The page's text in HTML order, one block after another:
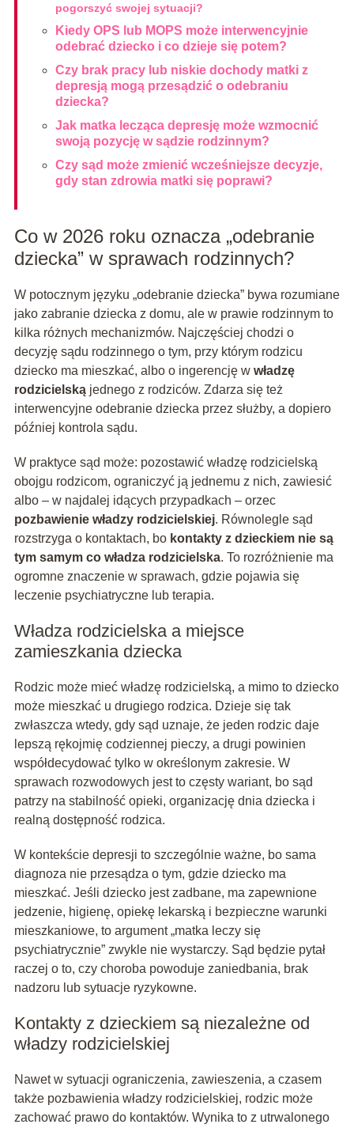
pogorszyć swojej sytuacji?
Kiedy OPS lub MOPS może interwencyjnie
odebrać dziecko i co dzieje się potem?
Czy brak pracy lub niskie dochody matki z
depresją mogą przesądzić o odebraniu
dziecka?
Jak matka lecząca depresję może wzmocnić
swoją pozycję w sądzie rodzinnym?
Czy sąd może zmienić wcześniejsze decyzje,
gdy stan zdrowia matki się poprawi?
Co w 2026 roku oznacza „odebranie
dziecka” w sprawach rodzinnych?
W potocznym języku „odebranie dziecka” bywa rozumiane
jako zabranie dziecka z domu, ale w prawie rodzinnym to
kilka różnych mechanizmów. Najczęściej chodzi o
decyzję sądu rodzinnego o tym, przy którym rodzicu
dziecko ma mieszkać, albo o ingerencję w władzę
rodzicielskąjednego z rodziców. Zdarza się też
interwencyjne odebranie dziecka przez służby, a dopiero
później kontrola sądu.
W praktyce sąd może: pozostawić władzę rodzicielską
obojgu rodzicom, ograniczyć ją jednemu z nich, zawiesić
albo – w najdalej idących przypadkach – orzec
pozbawienie władzy rodzicielskiej. Równolegle sąd
rozstrzyga o kontaktach, bo kontakty z dzieckiem nie są
tym samym co władza rodzicielska. To rozróżnienie ma
ogromne znaczenie w sprawach, gdzie pojawia się
leczenie psychiatryczne lub terapia.
Władza rodzicielska a miejsce
zamieszkania dziecka
Rodzic może mieć władzę rodzicielską, a mimo to dziecko
może mieszkać u drugiego rodzica. Dzieje się tak
zwłaszcza wtedy, gdy sąd uznaje, że jeden rodzic daje
lepszą rękojmię codziennej pieczy, a drugi powinien
współdecydować tylko w określonym zakresie. W
sprawach rozwodowych jest to częsty wariant, bo sąd
patrzy na stabilność opieki, organizację dnia dziecka i
realną dostępność rodzica.
W kontekście depresji to szczególnie ważne, bo sama
diagnoza nie przesądza o tym, gdzie dziecko ma
mieszkać. Jeśli dziecko jest zadbane, ma zapewnione
jedzenie, higienę, opiekę lekarską i bezpieczne warunki
mieszkaniowe, to argument „matka leczy się
psychiatrycznie” zwykle nie wystarczy. Sąd będzie pytał
raczej o to, czy choroba powoduje zaniedbania, brak
nadzoru lub sytuacje ryzykowne.
Kontakty z dzieckiem są niezależne od
władzy rodzicielskiej
Nawet w sytuacji ograniczenia, zawieszenia, a czasem
także pozbawienia władzy rodzicielskiej, rodzic może
zachować prawo do kontaktów. Wynika to z utrwalonego